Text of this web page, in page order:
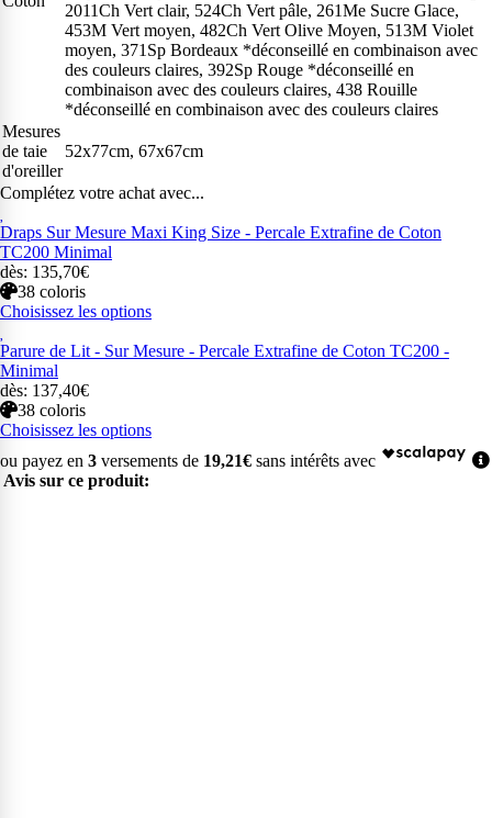
2011Ch Vert clair, 524Ch Vert pâle, 261Me Sucre Glace,
453M Vert moyen, 482Ch Vert Olive Moyen, 513M Violet
moyen, 371Sp Bordeaux *déconseillé en combinaison avec
des couleurs claires, 392Sp Rouge *déconseillé en
combinaison avec des couleurs claires, 438 Rouille
*déconseillé en combinaison avec des couleurs claires
Mesures
de taie
d'oreiller
52x77cm, 67x67cm
Complétez votre achat avec...
Draps Sur Mesure Maxi King Size - Percale Extrafine de Coton
TC200 Minimal
dès: 135,70€
38 coloris
Choisissez les options
Parure de Lit - Sur Mesure - Percale Extrafine de Coton TC200 -
Minimal
dès: 137,40€
38 coloris
Choisissez les options
ou payez en 3 versements de 19,21€ sans intérêts avec
Avis sur ce produit: